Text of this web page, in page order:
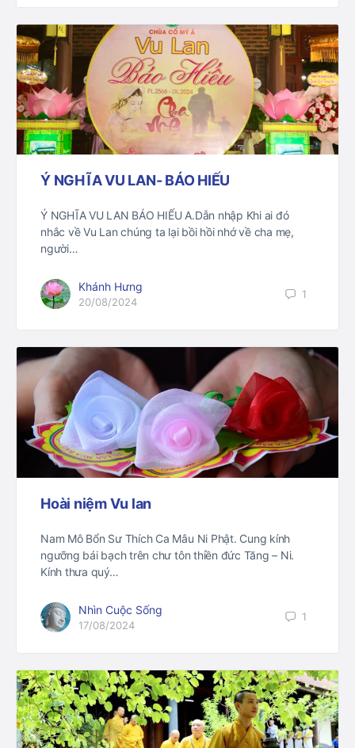
Ý NGHĨA VU LAN- BÁO HIẾU
Ý NGHĨA VU LAN BÁO HIẾU A.Dẫn nhập Khi ai đó
nhắc về Vu Lan chúng ta lại bồi hồi nhớ về cha mẹ,
người…
Khánh Hưng
20/08/2024
1
Hoài niệm Vu lan
Nam Mô Bổn Sư Thích Ca Mâu Ni Phật. Cung kính
ngưỡng bái bạch trên chư tôn thiền đức Tăng – Ni.
Kính thưa quý…
Nhìn Cuộc Sống
17/08/2024
1